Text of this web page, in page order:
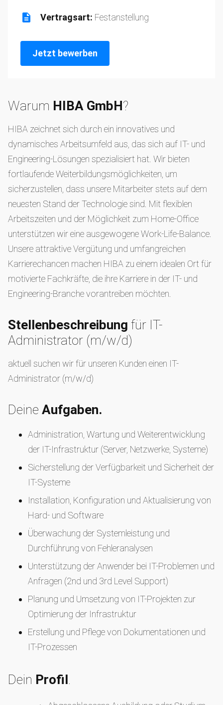
Vertragsart: Festanstellung
Jetzt bewerben
Warum HIBA GmbH?
HIBA zeichnet sich durch ein innovatives und
dynamisches Arbeitsumfeld aus, das sich auf IT- und
Engineering-Lösungen spezialisiert hat. Wir bieten
fortlaufende Weiterbildungsmöglichkeiten, um
sicherzustellen, dass unsere Mitarbeiter stets auf dem
neuesten Stand der Technologie sind. Mit flexiblen
Arbeitszeiten und der Möglichkeit zum Home-Office
unterstützen wir eine ausgewogene Work-Life-Balance.
Unsere attraktive Vergütung und umfangreichen
Karrierechancen machen HIBA zu einem idealen Ort für
motivierte Fachkräfte, die ihre Karriere in der IT- und
Engineering-Branche vorantreiben möchten.
Stellenbeschreibung für IT-
Administrator (m/w/d)
aktuell suchen wir für unseren Kunden einen IT-
Administrator (m/w/d)
Deine Aufgaben.
Administration, Wartung und Weiterentwicklung
der IT-Infrastruktur (Server, Netzwerke, Systeme)
Sicherstellung der Verfügbarkeit und Sicherheit der
IT-Systeme
Installation, Konfiguration und Aktualisierung von
Hard- und Software
Überwachung der Systemleistung und
Durchführung von Fehleranalysen
Unterstützung der Anwender bei IT-Problemen und
Anfragen (2nd und 3rd Level Support)
Planung und Umsetzung von IT-Projekten zur
Optimierung der Infrastruktur
Erstellung und Pflege von Dokumentationen und
IT-Prozessen
Dein Profil.